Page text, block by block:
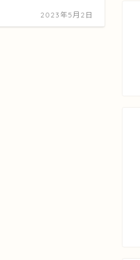
2023年5月2日